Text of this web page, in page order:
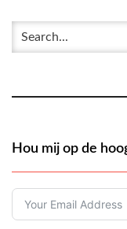
Hou mij op de